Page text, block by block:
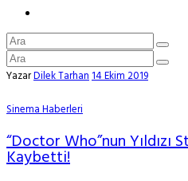
YazarDilek Tarhan14 Ekim 2019
Sinema Haberleri
“Doctor Who”nun Yıldızı
Kaybetti!